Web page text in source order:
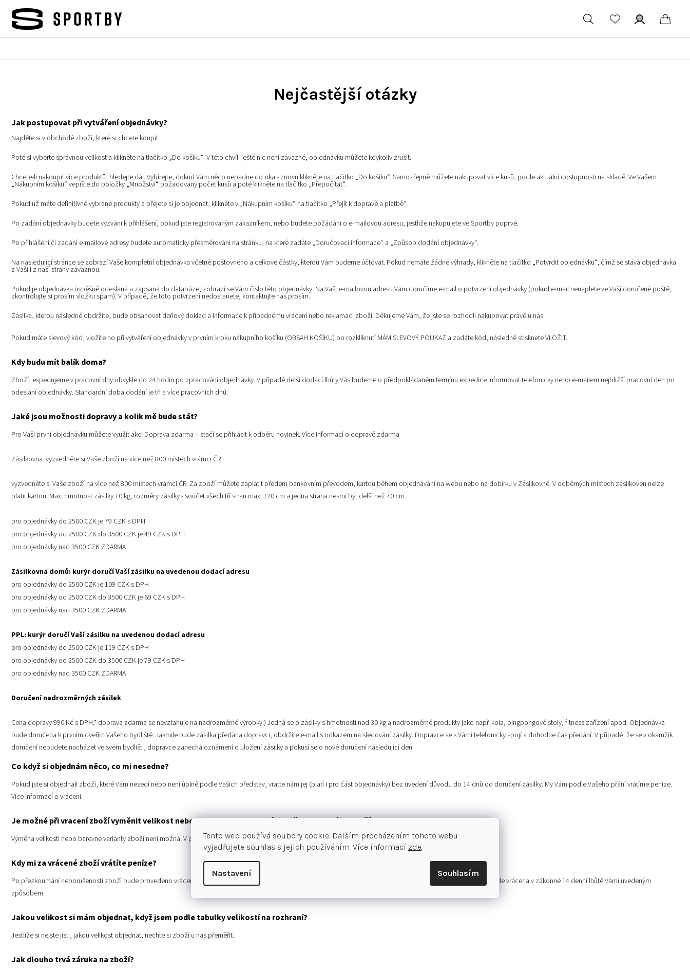
Tento web používá soubory cookie. Dalším procházením tohoto webu
vyjadřujete souhlas s jejich používáním. Více informací zde.
Nastavení Souhlasím
obsah
košík
Nejčastější otázky
Jak postupovat při vytváření objednávky?
Najděte si v obchodě zboží, které si chcete koupit.
Poté si vyberte správnou velikost a klikněte na tlačítko „Do košíku“. V této chvíli ještě nic není závazné, objednávku můžete kdykoliv zrušit.
Chcete-li nakoupit více produktů, hledejte dál. Vybírejte, dokud Vám něco nepadne do oka - znovu klikněte na tlačítko „Do košíku“. Samozřejmě můžete nakupovat více kusů, podle aktuální dostupnosti na skladě. Ve Vašem
„Nákupním košíku“ vepište do položky „Množství“ požadovaný počet kusů a poté klikněte na tlačítko „Přepočítat“.
Pokud už máte definitivně vybrané produkty a přejete si je objednat, klikněte v „Nákupním košíku“ na tlačítko „Přejít k dopravě a platbě“.
Po zadání objednávky budete vyzváni k přihlášení, pokud jste registrovaným zákazníkem, nebo budete požádáni o e-mailovou adresu, jestliže nakupujete ve Sportby poprvé.
Po přihlášení či zadání e-mailové adresy budete automaticky přesměrováni na stránku, na které zadáte „Doručovací informace“ a „Způsob dodání objednávky“.
Na následující stránce se zobrazí Vaše kompletní objednávka včetně poštovného a celkové částky, kterou Vám budeme účtovat. Pokud nemáte žádné výhrady, klikněte na tlačítko „Potvrdit objednávku“, čímž se stává objednávka
z Vaší i z naší strany závaznou.
Pokud je objednávka úspěšně odeslaná a zapsaná do databáze, zobrazí se Vám číslo této objednávky. Na Vaši e-mailovou adresu Vám doručíme e-mail o potvrzení objednávky (pokud e-mail nenajdete ve Vaší doručené poště,
zkontrolujte si prosím složku spam). V případě, že toto potvrzení nedostanete, kontaktujte nás prosím.
Zásilka, kterou následně obdržíte, bude obsahovat daňový doklad a informace k případnému vrácení nebo reklamaci zboží. Děkujeme Vám, že jste se rozhodli nakupovat právě u nás.
Pokud máte slevový kód, vložíte ho při vytváření objednávky v prvním kroku nákupního košíku (OBSAH KOŠÍKU) po rozkliknutí MÁM SLEVOVÝ POUKAZ a zadáte kód, následně stisknete VLOŽIT.
Kdy budu mít balík doma?
Zboží, expedujeme v pracovní dny obvykle do 24 hodin po zpracování objednávky. V případě delší dodací lhůty Vás budeme o předpokládaném termínu expedice informovat telefonicky nebo e-mailem nejbližší pracovní den po
odeslání objednávky. Standardní doba dodání je tři a více pracovních dnů.
Jaké jsou možnosti dopravy a kolik mě bude stát?
Pro Vaši první objednávku můžete využít akci Doprava zdarma – stačí se přihlásit k odběru novinek. Více informací o dopravě zdarma
Zásilkovna: vyzvedněte si Vaše zboží na více než 800 místech vrámci ČR
vyzvedněte si Vaše zboží na více než 800 místech vrámci ČR. Za zboží můžete zaplatit předem bankovním převodem, kartou během objednávání na webu nebo na dobírku v Zásilkovně. V odběrných místech zásilkoven nelze
platit kartou. Max. hmotnost zásilky 10 kg, rozměry zásilky - součet všech tří stran max. 120 cm a jedna strana nesmí být delší než 70 cm.
pro objednávky do 2500 CZK je 79 CZK s DPH
pro objednávky od 2500 CZK do 3500 CZK je 49 CZK s DPH
pro objednávky nad 3500 CZK ZDARMA
Zásilkovna domů: kurýr doručí Vaší zásilku na uvedenou dodací adresu
pro objednávky do 2500 CZK je 109 CZK s DPH
pro objednávky od 2500 CZK do 3500 CZK je 69 CZK s DPH
pro objednávky nad 3500 CZK ZDARMA
PPL: kurýr doručí Vaší zásilku na uvedenou dodací adresu
pro objednávky do 2500 CZK je 119 CZK s DPH
pro objednávky od 2500 CZK do 3500 CZK je 79 CZK s DPH
pro objednávky nad 3500 CZK ZDARMA
Doručení nadrozměrných zásilek
Cena dopravy 990 Kč s DPH,* doprava zdarma se nevztahuje na nadrozměrné výrobky.) Jedná se o zásilky s hmotností nad 30 kg a nadrozměrné produkty jako např. kola, pingpongové stoly, fitness zařízení apod. Objednávka
bude doručena k prvním dveřím Vašeho bydliště. Jakmile bude zásilka předána dopravci, obdržíte e-mail s odkazem na sledování zásilky. Dopravce se s Vámi telefonicky spojí a dohodne čas předání. V případě, že se v okamžik
doručení nebudete nacházet ve svém bydlišti, dopravce zanechá oznámení o uložení zásilky a pokusí se o nové doručení následující den.
Co když si objednám něco, co mi nesedne?
Pokud jste si objednali zboží, které Vám nesedí nebo není úplně podle Vašich představ, vraťte nám jej (platí i pro část objednávky) bez uvedení důvodu do 14 dnů od doručení zásilky. My Vám podle Vašeho přání vrátíme peníze.
Více informací o vrácení.
Je možné při vracení zboží vyměnit velikost nebo barevnou variantu původně objednaného zboží?
Výměna velikosti nebo barevné varianty zboží není možná. V případě zájmu o výměnu je nutné původně objednané zboží vrátit a vytvořit si novou objednávku.
Kdy mi za vrácené zboží vrátíte peníze?
Po přezkoumání neporušenosti zboží bude provedeno vrácení peněz za zboží a případné poštovné a balné bude zasláno na Váš bankovní účet. Zaplacená částka bude vrácena v zákonné 14 denní lhůtě Vámi uvedeným
způsobem.
Jakou velikost si mám objednat, když jsem podle tabulky velikostí na rozhraní?
Jestliže si nejste jisti, jakou velikost objednat, nechte si zboží u nás přeměřit.
Jak dlouho trvá záruka na zboží?